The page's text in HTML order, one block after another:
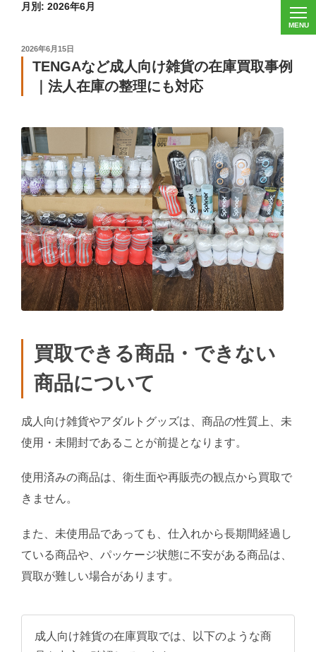
月別: 2026年6月
投
2026年6月15日
TENGAなど成人向け雑貨の在庫買取事例
｜法人在庫の整理にも対応
買取できる商品・できない
商品について
成人向け雑貨やアダルトグッズは、商品の性質上、未
使用・未開封であることが前提となります。
使用済みの商品は、衛生面や再販売の観点から買取で
きません。
また、未使用品であっても、仕入れから長期間経過し
ている商品や、パッケージ状態に不安がある商品は、
買取が難しい場合があります。
成人向け雑貨の在庫買取では、以下のような商